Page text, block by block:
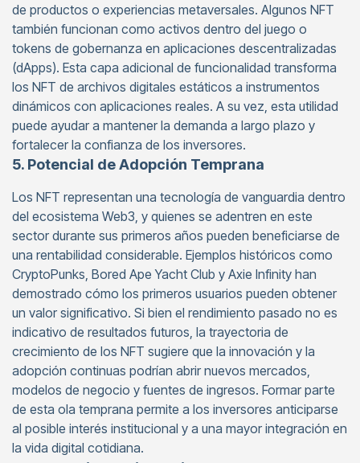
de productos o experiencias metaversales. Algunos NFT
también funcionan como activos dentro del juego o
tokens de gobernanza en aplicaciones descentralizadas
(dApps). Esta capa adicional de funcionalidad transforma
los NFT de archivos digitales estáticos a instrumentos
dinámicos con aplicaciones reales. A su vez, esta utilidad
puede ayudar a mantener la demanda a largo plazo y
fortalecer la confianza de los inversores.
5. Potencial de Adopción Temprana
Los NFT representan una tecnología de vanguardia dentro
del ecosistema Web3, y quienes se adentren en este
sector durante sus primeros años pueden beneficiarse de
una rentabilidad considerable. Ejemplos históricos como
CryptoPunks, Bored Ape Yacht Club y Axie Infinity han
demostrado cómo los primeros usuarios pueden obtener
un valor significativo. Si bien el rendimiento pasado no es
indicativo de resultados futuros, la trayectoria de
crecimiento de los NFT sugiere que la innovación y la
adopción continuas podrían abrir nuevos mercados,
modelos de negocio y fuentes de ingresos. Formar parte
de esta ola temprana permite a los inversores anticiparse
al posible interés institucional y a una mayor integración en
la vida digital cotidiana.